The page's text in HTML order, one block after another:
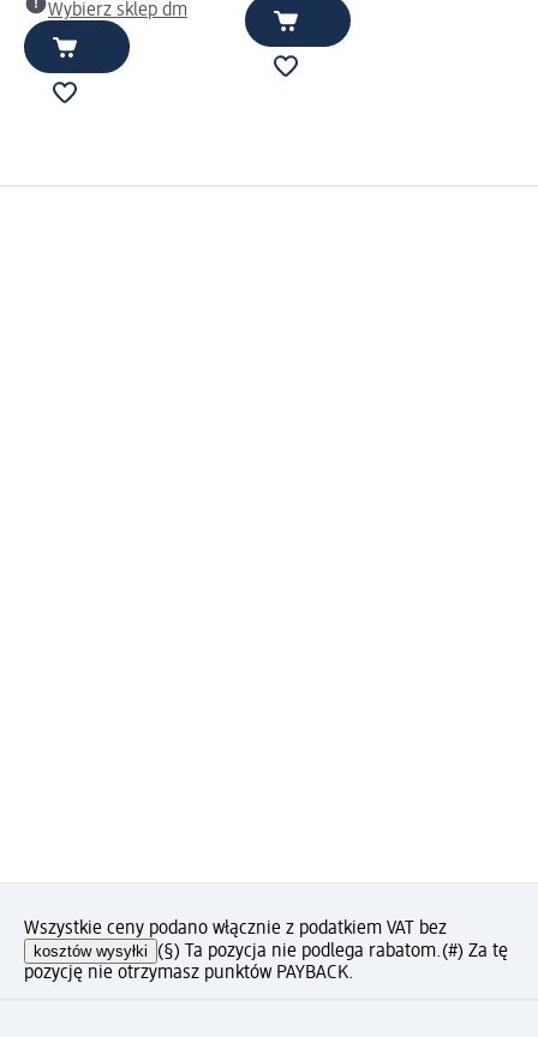
Wybierz sklep dm
Wszystkie ceny podano włącznie z podatkiem VAT bez
kosztów wysyłki (§) Ta pozycja nie podlega rabatom.(#) Za tę
pozycję nie otrzymasz punktów PAYBACK.